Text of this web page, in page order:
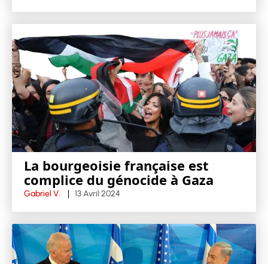
La bourgeoisie française est
complice du génocide à Gaza
Gabriel V. 13 Avril 2024